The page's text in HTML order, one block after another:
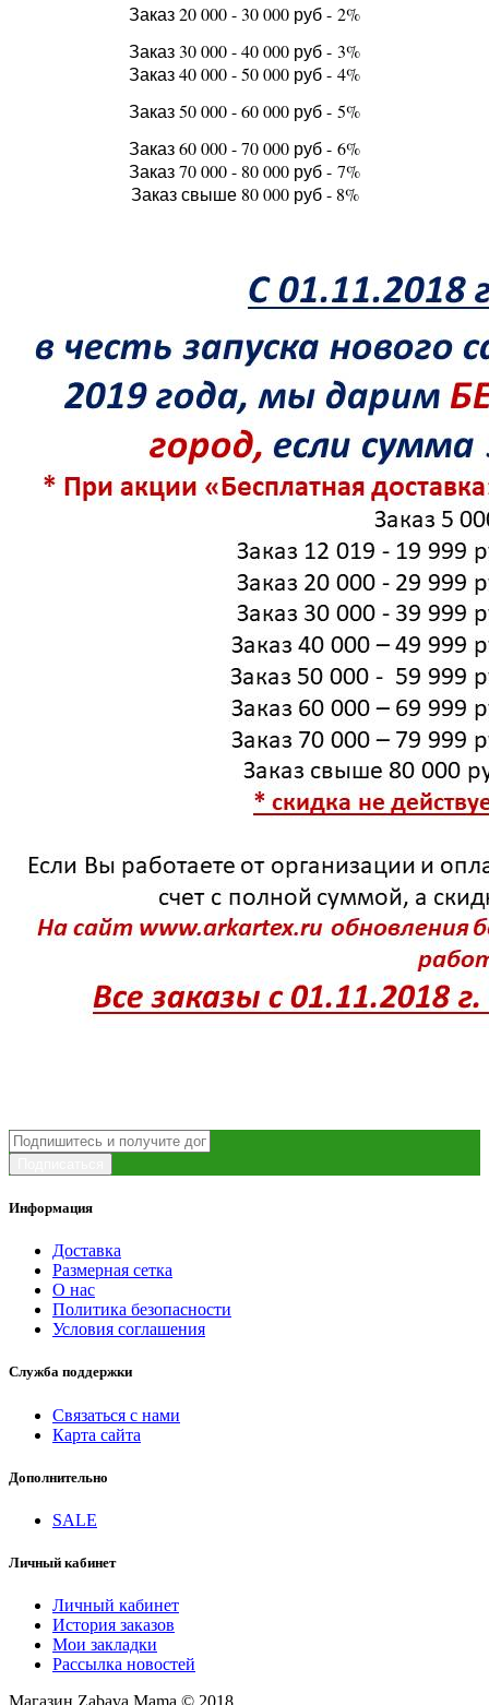
Заказ 20 000 - 30 000 руб - 2%
Заказ 30 000 - 40 000 руб - 3%
Заказ 40 000 - 50 000 руб - 4%
Заказ 50 000 - 60 000 руб - 5%
Заказ 60 000 - 70 000 руб - 6%
Заказ 70 000 - 80 000 руб - 7%
Заказ свыше 80 000 руб - 8%
Информация
Доставка
Размерная сетка
О нас
Политика безопасности
Условия соглашения
Служба поддержки
Связаться с нами
Карта сайта
Дополнительно
SALE
Личный кабинет
Личный кабинет
История заказов
Мои закладки
Рассылка новостей